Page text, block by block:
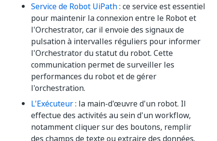
Service de Robot UiPath: ce service est essentiel
pour maintenir la connexion entre le Robot et
l'Orchestrator, car il envoie des signaux de
pulsation à intervalles réguliers pour informer
l'Orchestrator du statut du robot. Cette
communication permet de surveiller les
performances du robot et de gérer
l'orchestration.
L'Exécuteur: la main-d'œuvre d'un robot. Il
effectue des activités au sein d'un workflow,
notamment cliquer sur des boutons, remplir
des champs de texte ou extraire des données.